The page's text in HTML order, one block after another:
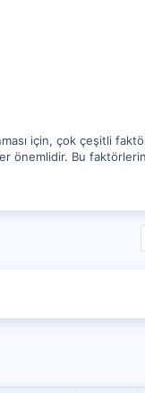
için, çok çeşitli
önemlidir. Bu